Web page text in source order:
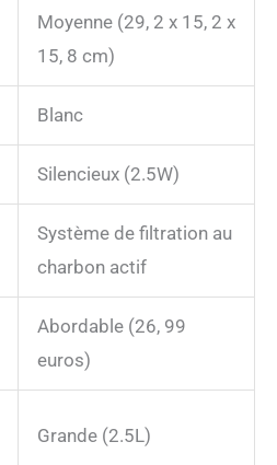
Moyenne (29, 2 x 15, 2 x
15, 8 cm)
Blanc
Silencieux (2.5W)
Système de filtration au
charbon actif
Abordable (26, 99
euros)
Grande (2.5L)